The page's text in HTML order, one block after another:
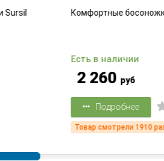
Комфортные босоножки 8537
Есть в наличии
2 260руб
Подробнее
Товар смотрели 1910 раз!